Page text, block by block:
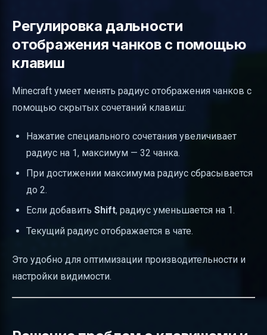
Регулировка дальности
отображения чанков с помощью
клавиш
Minecraft умеет менять радиус отображения чанков с
помощью скрытых сочетаний клавиш:
Нажатие специального сочетания увеличивает
радиус на 1, максимум — 32 чанка.
При достижении максимума радиус сбрасывается
до 2.
Если добавить Shift, радиус уменьшается на 1.
Текущий радиус отображается в чате.
Это удобно для оптимизации производительности и
настройки видимости.